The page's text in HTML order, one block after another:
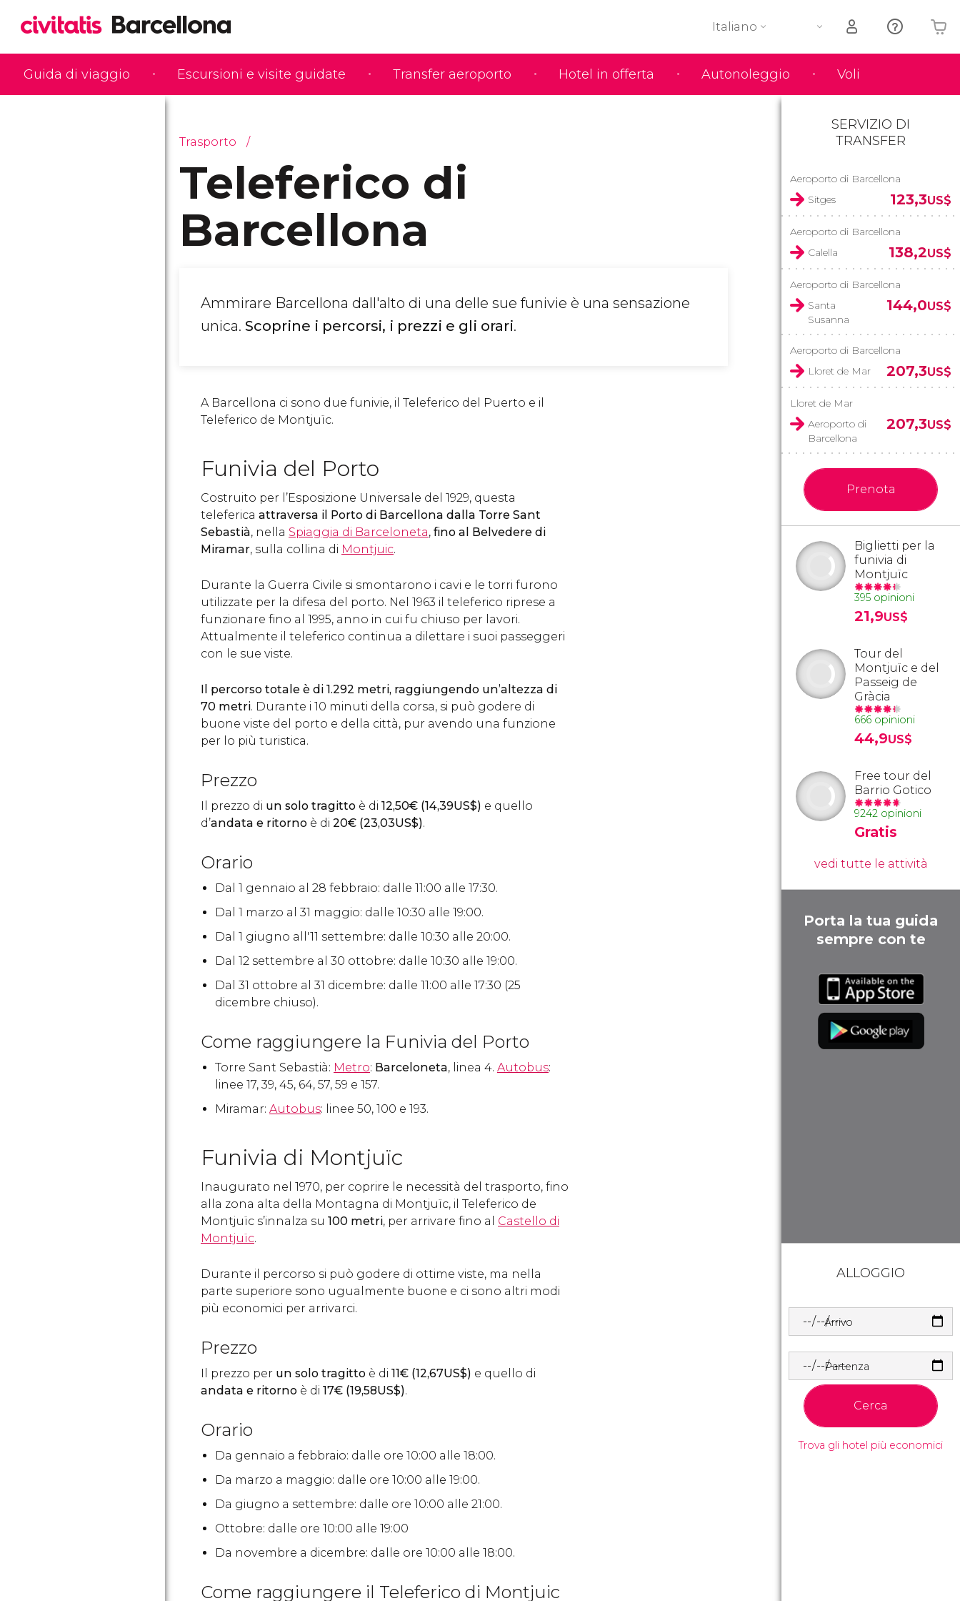
Guida di viaggio Escursioni e visite guidate Transfer aeroporto Hotel in offerta Autonoleggio Voli
Italiano
Il tuo carrello è vuoto
Trasporto
Teleferico di
Barcellona
Ammirare Barcellona dall'alto di una delle sue funivie è una sensazione
unica. Scoprine i percorsi, i prezzi e gli orari.
A Barcellona ci sono due funivie, il Teleferico del Puerto e il
Teleferico de Montjuïc.
Funivia del Porto
Costruito per l’Esposizione Universale del 1929, questa
teleferica attraversa il Porto di Barcellona dalla Torre Sant
Sebastià, nella Spiaggia di Barceloneta, fino al Belvedere di
Miramar, sulla collina di Montjuic.
Durante la Guerra Civile si smontarono i cavi e le torri furono
utilizzate per la difesa del porto. Nel 1963 il teleferico riprese a
funzionare fino al 1995, anno in cui fu chiuso per lavori.
Attualmente il teleferico continua a dilettare i suoi passeggeri
con le sue viste.
Il percorso totale è di 1.292 metri, raggiungendo un’altezza di
70 metri. Durante i 10 minuti della corsa, si può godere di
buone viste del porto e della città, pur avendo una funzione
per lo più turistica.
Prezzo
Il prezzo di un solo tragitto è di 12,50€ (14,39US$) e quello
d’andata e ritorno è di 20€ (23,03US$).
Orario
Dal 1 gennaio al 28 febbraio: dalle 11:00 alle 17:30.
Dal 1 marzo al 31 maggio: dalle 10:30 alle 19:00.
Dal 1 giugno all'11 settembre: dalle 10:30 alle 20:00.
Dal 12 settembre al 30 ottobre: dalle 10:30 alle 19:00.
Dal 31 ottobre al 31 dicembre: dalle 11:00 alle 17:30 (25
dicembre chiuso).
Come raggiungere la Funivia del Porto
Torre Sant Sebastià: Metro: Barceloneta, linea 4. Autobus:
linee 17, 39, 45, 64, 57, 59 e 157.
Miramar: Autobus: linee 50, 100 e 193.
Funivia di Montjuïc
Inaugurato nel 1970, per coprire le necessità del trasporto, fino
alla zona alta della Montagna di Montjuïc, il Teleferico de
Montjuïc s’innalza su 100 metri, per arrivare fino al Castello di
Montjuïc.
Durante il percorso si può godere di ottime viste, ma nella
parte superiore sono ugualmente buone e ci sono altri modi
più economici per arrivarci.
Prezzo
Il prezzo per un solo tragitto è di 11€ (12,67US$) e quello di
andata e ritorno è di 17€ (19,58US$).
Orario
Da gennaio a febbraio: dalle ore 10:00 alle 18:00.
Da marzo a maggio: dalle ore 10:00 alle 19:00.
Da giugno a settembre: dalle ore 10:00 alle 21:00.
Ottobre: dalle ore 10:00 alle 19:00
Da novembre a dicembre: dalle ore 10:00 alle 18:00.
Come raggiungere il Teleferico di Montjuic
SERVIZIO DI
TRANSFER
Aeroporto di Barcellona
Sitges
123,3US$
Aeroporto di Barcellona
Calella
138,2US$
Aeroporto di Barcellona
Santa
Susanna
144,0US$
Aeroporto di Barcellona
Lloret de Mar
207,3US$
Lloret de Mar
Aeroporto di
Barcellona
207,3US$
Prenota
Biglietti per la
funivia di
Montjuïc
395 opinioni
21,9US$
Tour del
Montjuïc e del
Passeig de
Gràcia
666 opinioni
44,9US$
Free tour del
Barrio Gotico
9242 opinioni
Gratis
vedi tutte le attività
Porta la tua guida
sempre con te
ALLOGGIO
Arrivo
Partenza
Cerca
Trova gli hotel più economici